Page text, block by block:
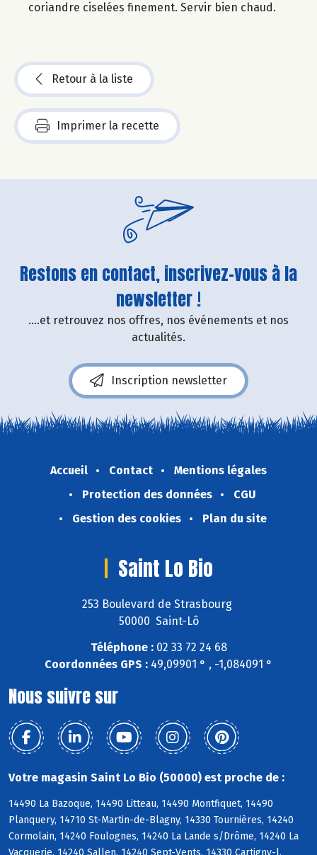
coriandre ciselées finement. Servir bien chaud.
Retour à la liste
Imprimer la recette
Restons en contact, inscrivez-vous à la
newsletter !
....et retrouvez nos offres, nos événements et nos
actualités.
Inscription newsletter
Accueil Contact
Mentions légales
Protection des données
CGU
Gestion des cookies
Plan du site
Saint Lo Bio
253 Boulevard de Strasbourg
50000 Saint-Lô
Téléphone :02 33 72 24 68
Coordonnées GPS : 49,09901 ° , -1,084091 °
Nous suivre sur
Votre magasin Saint Lo Bio (50000) est proche de :
14490 La Bazoque, 14490 Litteau, 14490 Montfiquet, 14490
Planquery, 14710 St-Martin-de-Blagny, 14330 Tournières, 14240
Cormolain, 14240 Foulognes, 14240 La Lande s/Drôme, 14240 La
Vacquerie, 14240 Sallen, 14240 Sept-Vents, 14330 Cartigny-l,